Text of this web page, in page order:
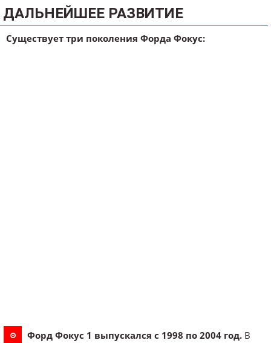
ДАЛЬНЕЙШЕЕ РАЗВИТИЕ
Существует три поколения Форда Фокус:
Форд Фокус 1 выпускался с 1998 по 2004 год. В